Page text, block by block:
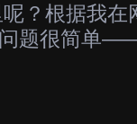
？根据我
题很简单